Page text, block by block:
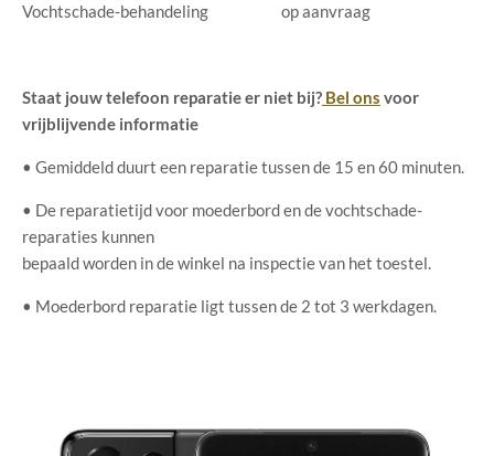
Vochtschade-behandeling op aanvraag
Staat jouw telefoon reparatie er niet bij? Bel ons voor
vrijblijvende informatie
• Gemiddeld duurt een reparatie tussen de 15 en 60 minuten.
• De reparatietijd voor moederbord en de vochtschade-
reparaties kunnen
bepaald worden in de winkel na inspectie van het toestel.
• Moederbord reparatie ligt tussen de 2 tot 3 werkdagen.